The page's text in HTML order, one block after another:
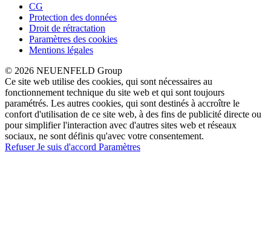
CG
Protection des données
Droit de rétractation
Paramètres des cookies
Mentions légales
© 2026 NEUENFELD Group
Ce site web utilise des cookies, qui sont nécessaires au
fonctionnement technique du site web et qui sont toujours
paramétrés. Les autres cookies, qui sont destinés à accroître le
confort d'utilisation de ce site web, à des fins de publicité directe ou
pour simplifier l'interaction avec d'autres sites web et réseaux
sociaux, ne sont définis qu'avec votre consentement.
RefuserJe suis d'accord Paramètres